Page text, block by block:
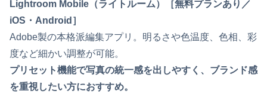
Lightroom Mobile（ライトルーム）［無料プランあり／
iOS・Android］
Adobe製の本格派編集アプリ。明るさや色温度、色相、彩
度など細かい調整が可能。
プリセット機能で写真の統一感を出しやすく、ブランド感
を重視したい方におすすめ。